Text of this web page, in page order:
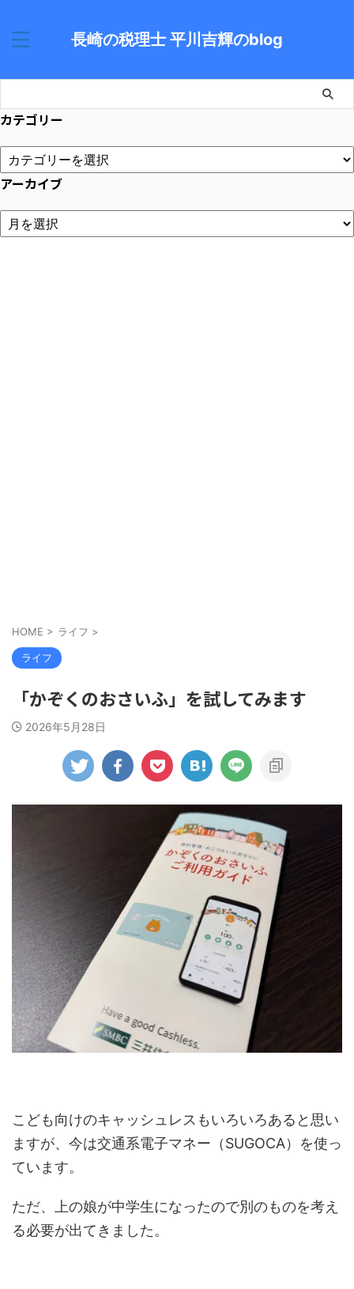
長崎の税理士 平川吉輝のblog
カテゴリー
アーカイブ
HOME > ライフ >
ライフ
「かぞくのおさいふ」を試してみます
2026年5月28日
こども向けのキャッシュレスもいろいろあると思い
ますが、今は交通系電子マネー（SUGOCA）を使っ
ています。
ただ、上の娘が中学生になったので別のものを考え
る必要が出てきました。